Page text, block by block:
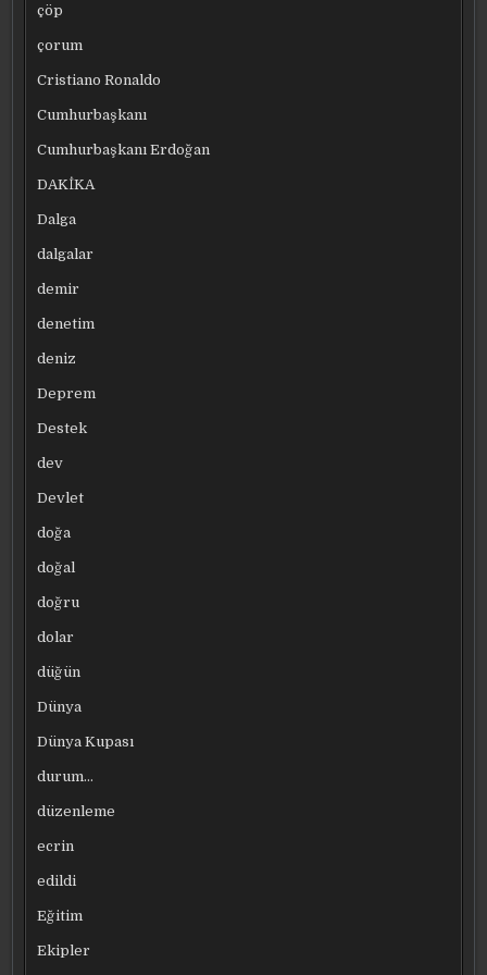
çöp
çorum
Cristiano Ronaldo
Cumhurbaşkanı
Cumhurbaşkanı Erdoğan
DAKİKA
Dalga
dalgalar
demir
denetim
deniz
Deprem
Destek
dev
Devlet
doğa
doğal
doğru
dolar
düğün
Dünya
Dünya Kupası
durum…
düzenleme
ecrin
edildi
Eğitim
Ekipler